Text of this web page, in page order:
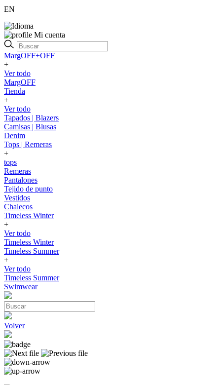
EN
Mi cuenta
MargOFF+OFF
+
Ver todo
MargOFF
Tienda
+
Ver todo
Tapados | Blazers
Camisas | Blusas
Denim
Tops | Remeras
+
tops
Remeras
Pantalones
Tejido de punto
Vestidos
Chalecos
Timeless Winter
+
Ver todo
Timeless Winter
Timeless Summer
+
Ver todo
Timeless Summer
Swimwear
Volver